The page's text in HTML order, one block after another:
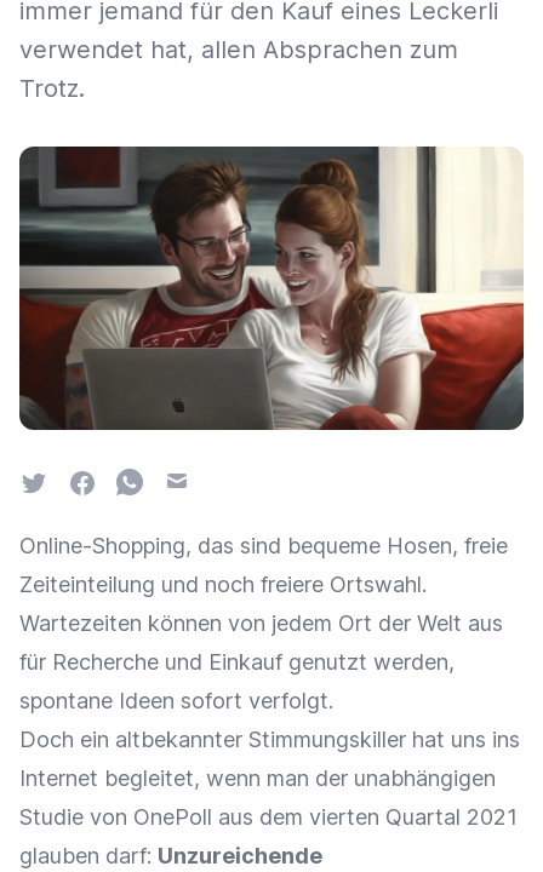
immer jemand für den Kauf eines Leckerli
verwendet hat, allen Absprachen zum
Trotz.
TwitterFacebookWhatsapp
Email
Online-Shopping, das sind bequeme Hosen, freie
Zeiteinteilung und noch freiere Ortswahl.
Wartezeiten können von jedem Ort der Welt aus
für Recherche und Einkauf genutzt werden,
spontane Ideen sofort verfolgt.
Doch ein altbekannter Stimmungskiller hat uns ins
Internet begleitet, wenn man der unabhängigen
Studie von OnePoll aus dem vierten Quartal 2021
glauben darf: Unzureichende